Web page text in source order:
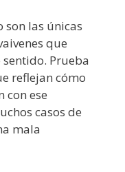
son las únicas
que
Prueba
reflejan cómo
con ese
casos de
mala